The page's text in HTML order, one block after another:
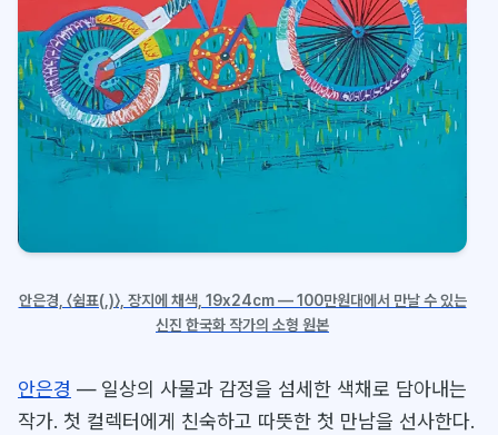
안은경, 〈쉼표(,)〉, 장지에 채색, 19x24cm — 100만원대에서 만날 수 있는
신진 한국화 작가의 소형 원본
안은경 — 일상의 사물과 감정을 섬세한 색채로 담아내는
작가. 첫 컬렉터에게 친숙하고 따뜻한 첫 만남을 선사한다.